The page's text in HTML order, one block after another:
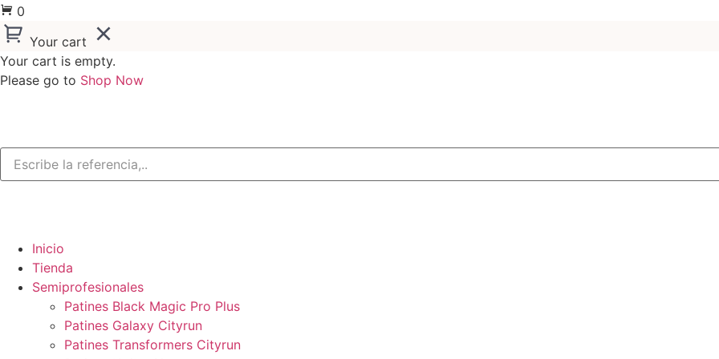
0
Your cart
Your cart is empty.
Please go to Shop Now
Inicio
Tienda
Semiprofesionales
Patines Black Magic Pro Plus
Patines Galaxy Cityrun
Patines Transformers Cityrun